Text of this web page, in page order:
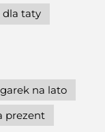
dla taty
na lato
prezent